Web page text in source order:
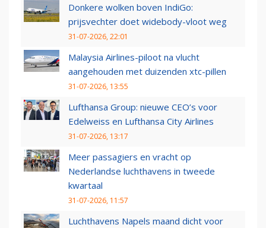
Donkere wolken boven IndiGo:
prijsvechter doet widebody-vloot weg
31-07-2026, 22:01
Malaysia Airlines-piloot na vlucht
aangehouden met duizenden xtc-pillen
31-07-2026, 13:55
Lufthansa Group: nieuwe CEO’s voor
Edelweiss en Lufthansa City Airlines
31-07-2026, 13:17
Meer passagiers en vracht op
Nederlandse luchthavens in tweede
kwartaal
31-07-2026, 11:57
Luchthavens Napels maand dicht voor